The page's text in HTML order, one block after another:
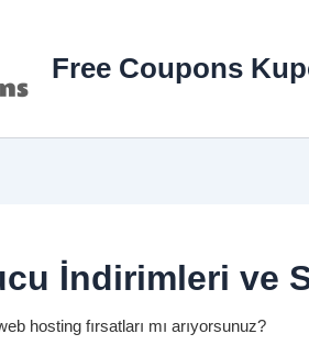
Free Coupons
İndirimleri ve
hosting fırsatları mı arıyorsunuz?